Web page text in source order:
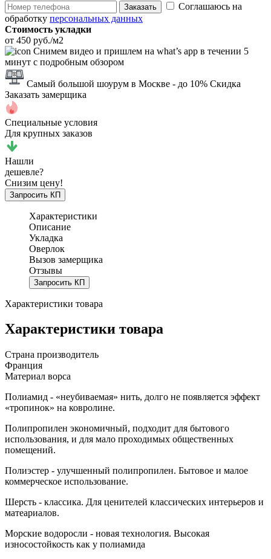
Заказать
Соглашаюсь на
обработку персональных данных
Стоимость укладки
от 450 руб./м2
Снимем видео и пришлем на what’s app в течении 5
минут с подробным обзором
Самый большой шоурум в Москве - до 10% Скидка
Заказать замерщика
Специальные условия
Для крупных заказов
Нашли
дешевле?
Снизим цену!
Запросить КП
Характеристики
Описание
Укладка
Оверлок
Вызов замерщика
Отзывы
Запросить КП
Характеристики товара
Характеристики товара
Страна производитель
Франция
Материал ворса
Полиамид - «неубиваемая» нить, долго не появляется эффект
«тропинок» на ковролине.
Полипропилен экономичный, подходит для бытового
использования, и для мало проходимых общественных
помещений.
Полиэстер - улучшенный полипропилен. Бытовое и малое
коммерческое использование.
Шерсть - классика. Для ценителей классических интерьеров и
матеариалов.
Морские водоросли - новая технология. Высокая
износостойкость как у полиамида